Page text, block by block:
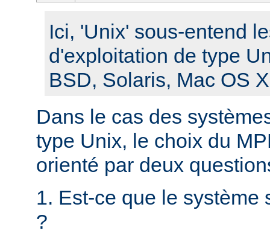
Ici, 'Unix' sous-entend
d'exploitation de type
BSD, Solaris, Mac OS
Dans le cas des
type Unix, le choix du
orienté par deux
1. Est-ce que le système
?